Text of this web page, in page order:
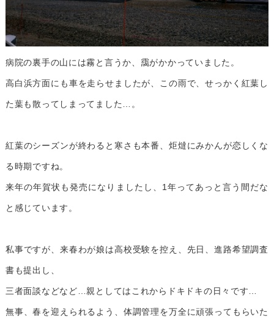
病院の裏手の山には霧と言うか、靄がかかっていました。
高白浜方面にも車を走らせましたが、この雨で、せっかく紅葉し
た葉も散ってしまってました…。
紅葉のシーズンが終わると寒さも本番、炬燵にみかんが恋しくな
る時期ですね。
来年の年賀状も発売になりましたし、1年ってあっと言う間だな
と感じています。
私事ですが、来春わが娘は高校受験を控え、先日、進路希望調査
書も提出し、
三者面談などなど…親としてはこれからドキドキの日々です…
無事、春を迎えられるよう、体調管理を万全に頑張ってもらいた